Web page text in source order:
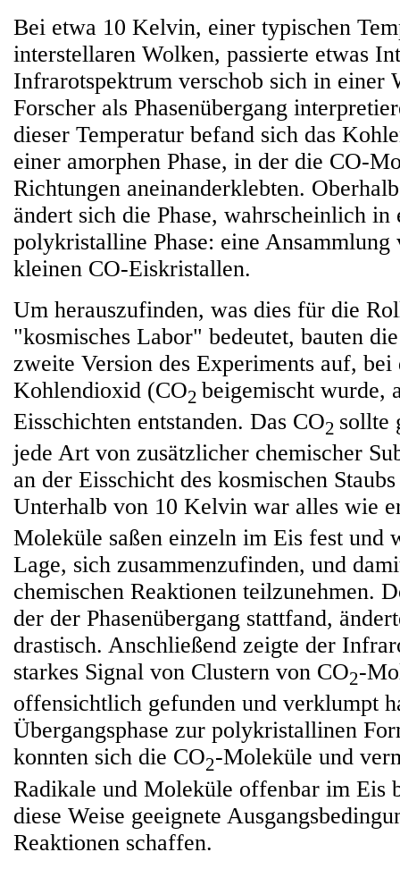
Bei etwa 10 Kelvin, einer typischen
interstellaren Wolken, passierte etwas
Infrarotspektrum verschob sich in einer
Forscher als Phasenübergang
dieser Temperatur befand sich das
einer amorphen Phase, in der die CO-
Richtungen aneinanderklebten.
ändert sich die Phase, wahrscheinlich in
polykristalline Phase: eine Ansammlung
kleinen CO-Eiskristallen.
Um herauszufinden, was dies für die
"kosmisches Labor" bedeutet, bauten
zweite Version des Experiments auf, bei
Kohlendioxid (CO2 beigemischt wurde,
Eisschichten entstanden. Das CO2 sollte
jede Art von zusätzlicher chemischer
an der Eisschicht des kosmischen
Unterhalb von 10 Kelvin war alles wie
Moleküle saßen einzeln im Eis fest und
Lage, sich zusammenzufinden, und
chemischen Reaktionen teilzunehmen.
der der Phasenübergang stattfand,
drastisch. Anschließend zeigte der
starkes Signal von Clustern von CO2-
offensichtlich gefunden und verklumpt
Übergangsphase zur polykristallinen
konnten sich die CO2-Moleküle und
Radikale und Moleküle offenbar im Eis
diese Weise geeignete
Reaktionen schaffen.